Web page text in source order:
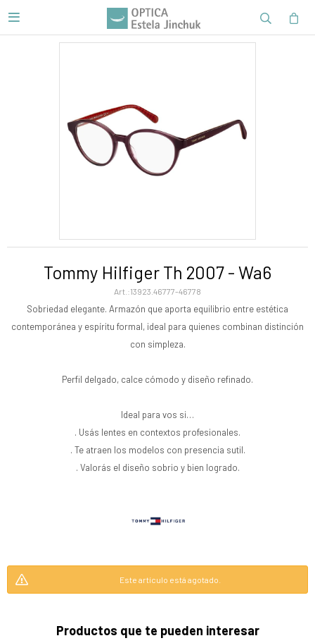

Tommy Hilfiger Th 2007 - Wa6
13923.46777-46778
Sobriedad elegante. Armazón que aporta equilibrio entre estética
contemporánea y espíritu formal, ideal para quienes combinan distinción
con simpleza.
Perfil delgado, calce cómodo y diseño refinado.
Ideal para vos si…
. Usás lentes en contextos profesionales.
. Te atraen los modelos con presencia sutil.
. Valorás el diseño sobrio y bien logrado.
Este artículo está agotado.
Productos que te pueden interesar